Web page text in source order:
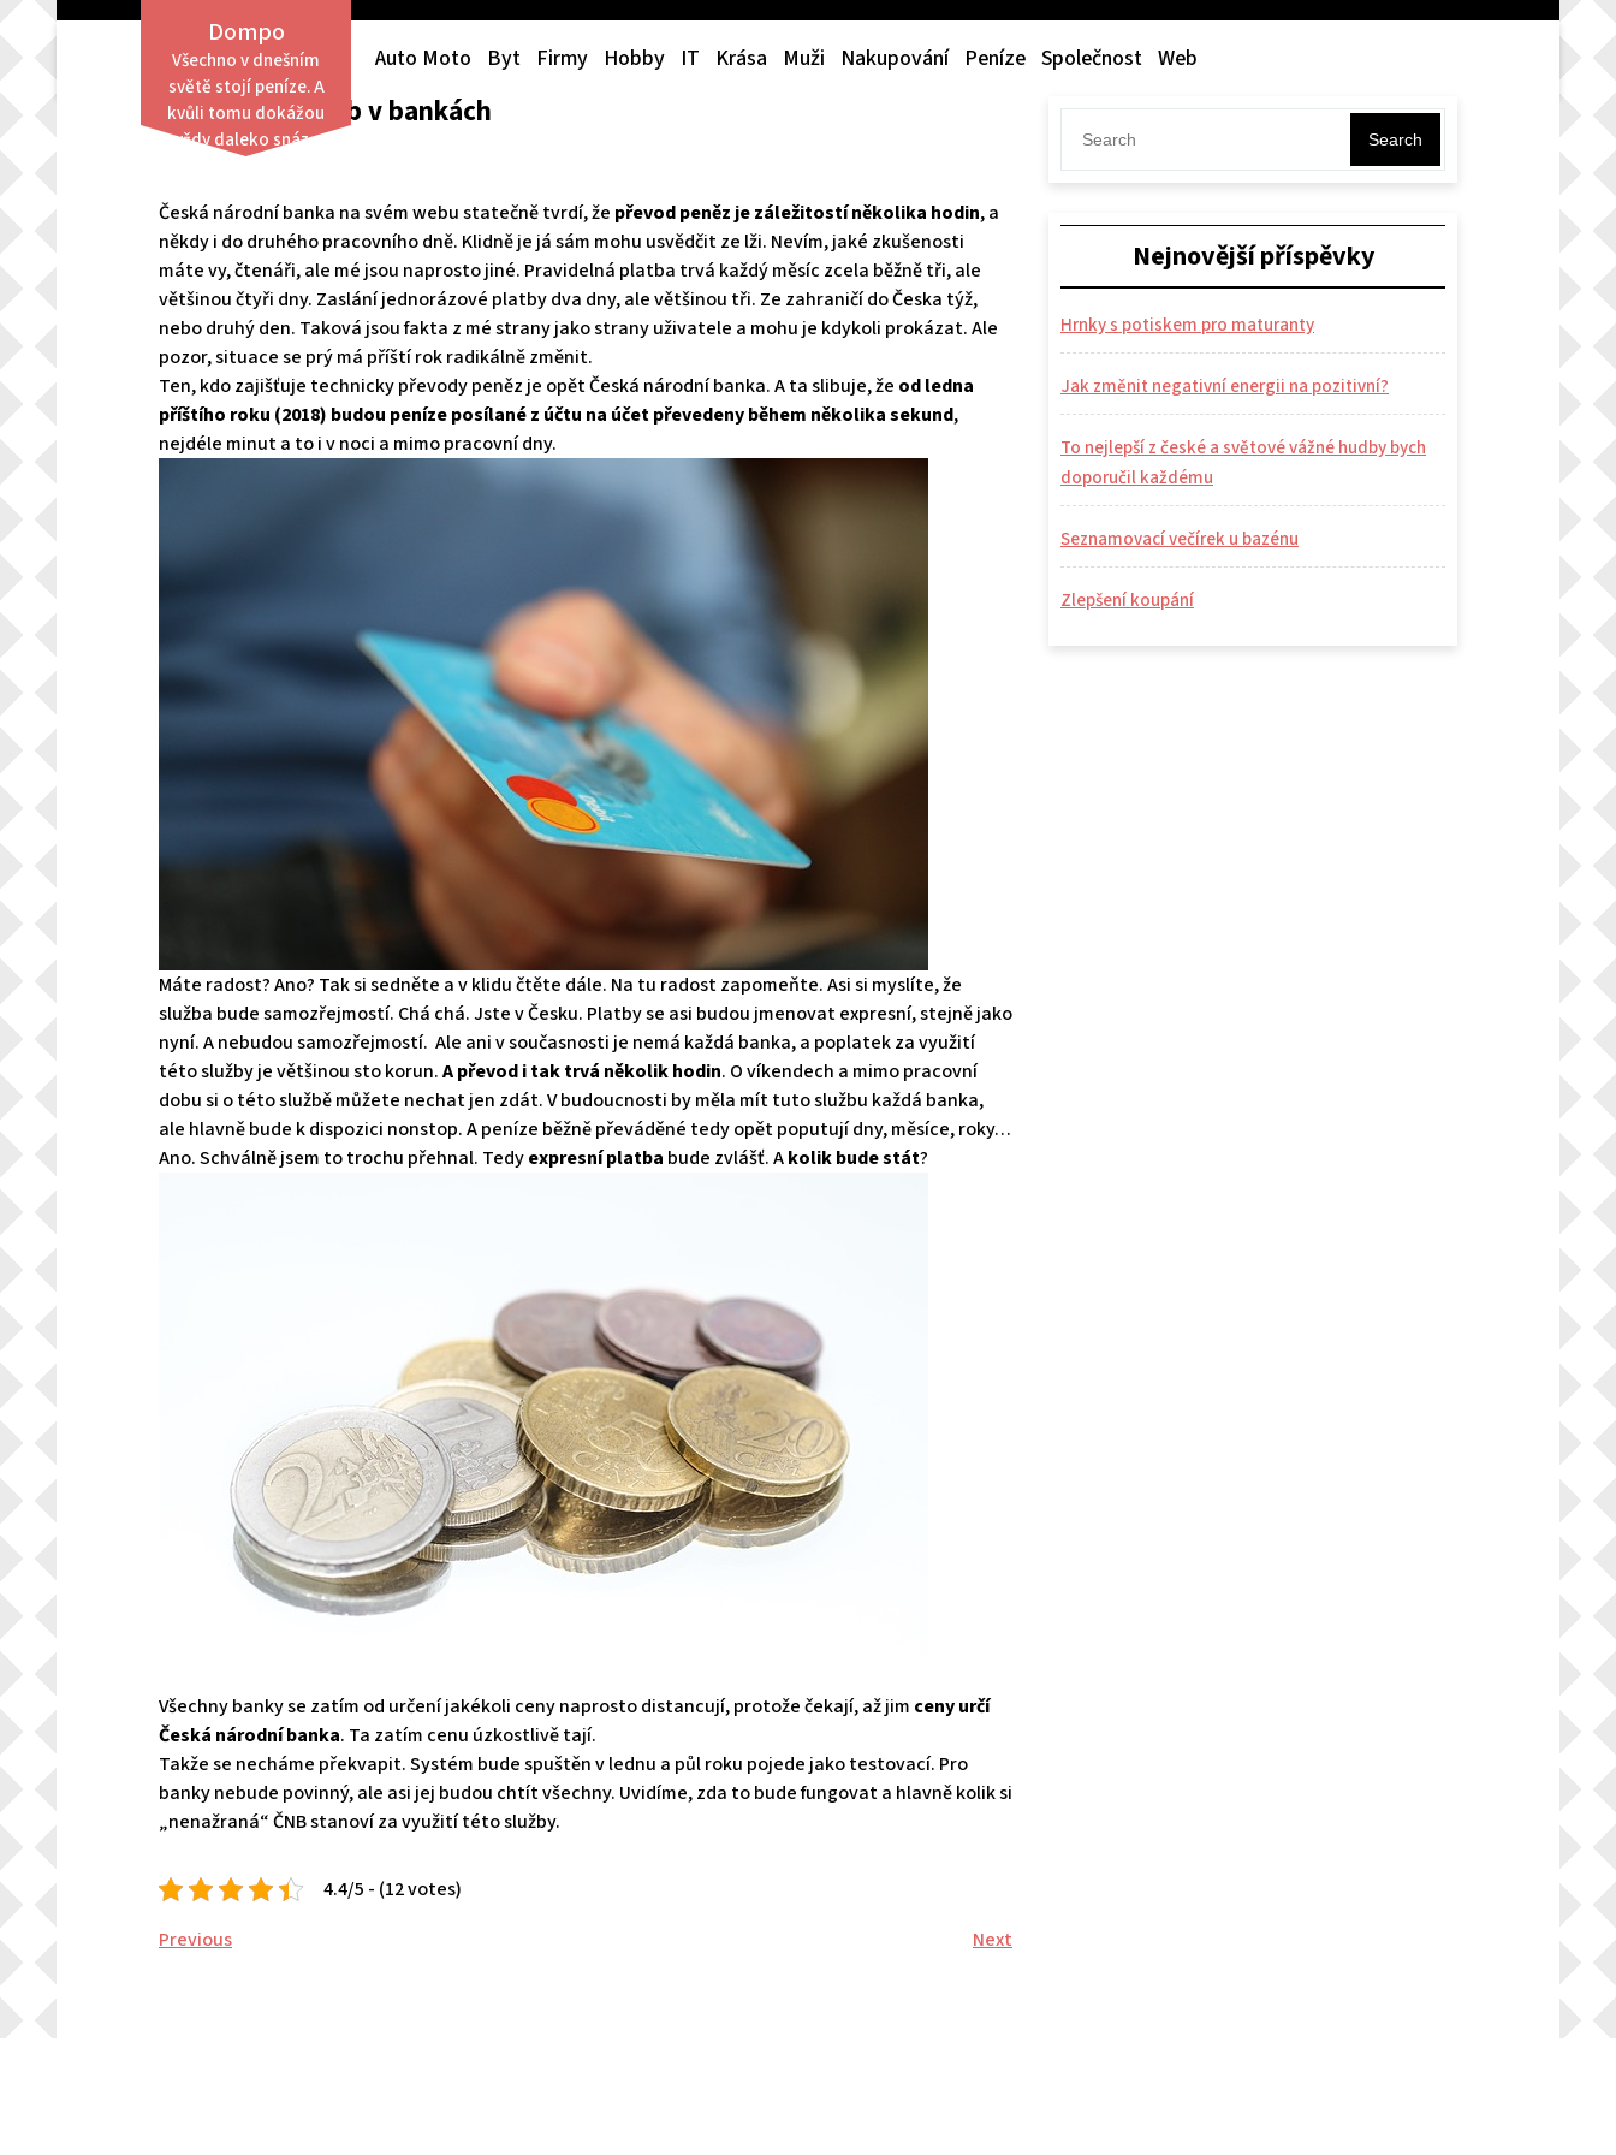
Dompo
Všechno v dnešním
světě stojí peníze. A
kvůli tomu dokážou
vždy daleko snáze
kterým není po
finanční stránce
přáno.
Auto Moto Byt Firmy Hobby IT Krása Muži Nakupování Peníze Společnost Web
Urychlení plateb v bankách
Česká národní banka na svém webu statečně tvrdí, že převod peněz je záležitostí několika hodin, a
někdy i do druhého pracovního dně. Klidně je já sám mohu usvědčit ze lži. Nevím, jaké zkušenosti
máte vy, čtenáři, ale mé jsou naprosto jiné. Pravidelná platba trvá každý měsíc zcela běžně tři, ale
většinou čtyři dny. Zaslání jednorázové platby dva dny, ale většinou tři. Ze zahraničí do Česka týž,
nebo druhý den. Taková jsou fakta z mé strany jako strany uživatele a mohu je kdykoli prokázat. Ale
pozor, situace se prý má příští rok radikálně změnit.
Ten, kdo zajišťuje technicky převody peněz je opět Česká národní banka. A ta slibuje, že od ledna
příštího roku (2018) budou peníze posílané z účtu na účet převedeny během několika sekund,
nejdéle minut a to i v noci a mimo pracovní dny.
Máte radost? Ano? Tak si sedněte a v klidu čtěte dále. Na tu radost zapomeňte. Asi si myslíte, že
služba bude samozřejmostí. Chá chá. Jste v Česku. Platby se asi budou jmenovat expresní, stejně jako
nyní. A nebudou samozřejmostí. Ale ani v současnosti je nemá každá banka, a poplatek za využití
této služby je většinou sto korun.A převod i tak trvá několik hodin. O víkendech a mimo pracovní
dobu si o této službě můžete nechat jen zdát. V budoucnosti by měla mít tuto službu každá banka,
ale hlavně bude k dispozici nonstop. A peníze běžně převáděné tedy opět poputují dny, měsíce, roky…
Ano. Schválně jsem to trochu přehnal. Tedyexpresní platba bude zvlášť. Akolik bude stát?
Všechny banky se zatím od určení jakékoli ceny naprosto distancují, protože čekají, až jim ceny určí
Česká národní banka. Ta zatím cenu úzkostlivě tají.
Takže se necháme překvapit. Systém bude spuštěn v lednu a půl roku pojede jako testovací. Pro
banky nebude povinný, ale asi jej budou chtít všechny. Uvidíme, zda to bude fungovat a hlavně kolik si
„nenažraná“ ČNB stanoví za využití této služby.
4.4/5 - (12 votes)
Navigace
Previous
Previous
Next
Next
Search
Nejnovější příspěvky
Hrnky s potiskem pro maturanty
Jak změnit negativní energii na pozitivní?
To nejlepší z české a světové vážné hudby bych
doporučil každému
Seznamovací večírek u bazénu
Zlepšení koupání